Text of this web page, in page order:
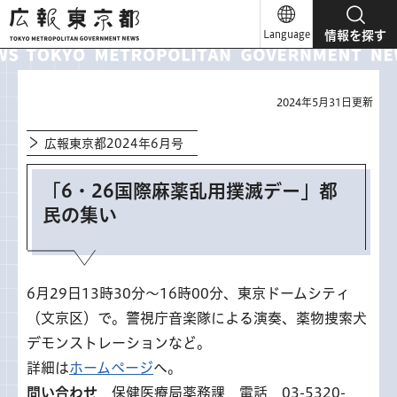
広報東京都
Language 情報を探す
2024年5月31日更新
広報東京都2024年6月号
「6・26国際麻薬乱用撲滅デー」都
民の集い
6月29日13時30分～16時00分、東京ドームシティ
（文京区）で。警視庁音楽隊による演奏、薬物捜索犬
デモンストレーションなど。
詳細はホームページへ。
問い合わせ 保健医療局薬務課 電話 03-5320-